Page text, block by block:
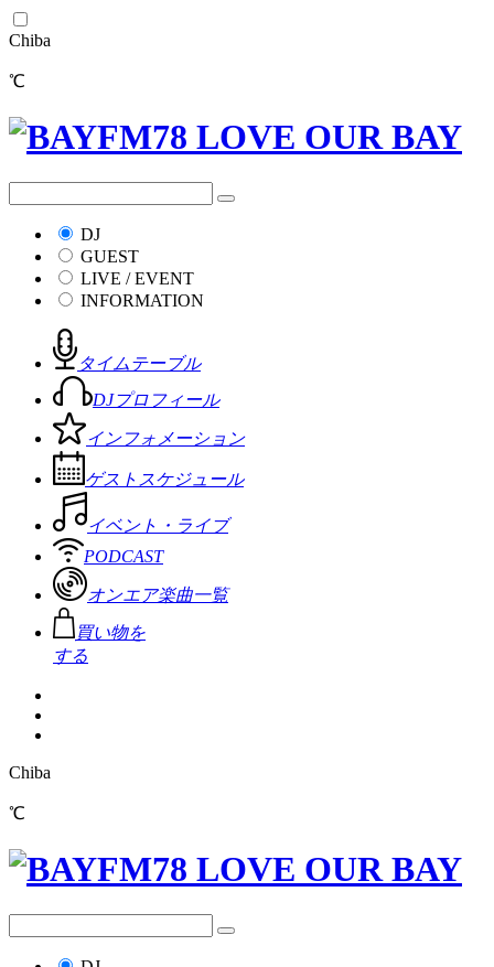
Chiba
℃
DJ
GUEST
LIVE / EVENT
INFORMATION
タイムテーブル
DJプロフィール
インフォメーション
ゲストスケジュール
イベント・ライブ
PODCAST
オンエア楽曲一覧
買い物を
する
Chiba
℃